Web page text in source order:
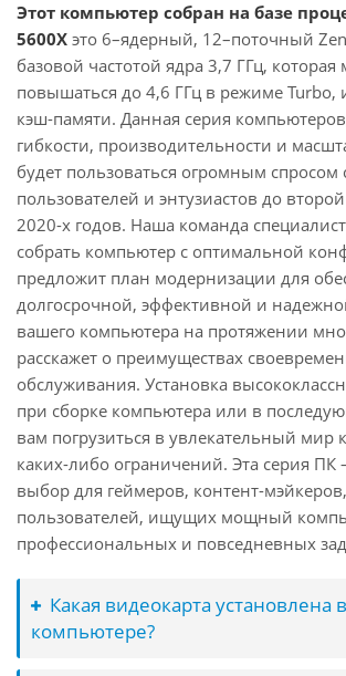
Этот компьютер собран на базе
5600X это 6–ядерный, 12–поточный
базовой частотой ядра 3,7 ГГц, которая
повышаться до 4,6 ГГц в режиме Turbo,
кэш-памяти. Данная серия
гибкости, производительности и
будет пользоваться огромным
пользователей и энтузиастов до
2020-х годов. Наша команда
собрать компьютер с оптимальной
предложит план модернизации для
долгосрочной, эффективной и
вашего компьютера на протяжении
расскажет о преимуществах
обслуживания. Установка
при сборке компьютера или в
вам погрузиться в увлекательный мир
каких-либо ограничений. Эта серия ПК
выбор для геймеров, контент-
пользователей, ищущих мощный
профессиональных и повседневных
Какая видеокарта установлена
компьютере?